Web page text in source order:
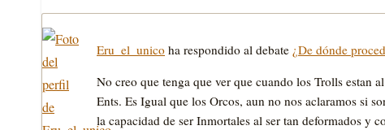
Eru_el_unico ha respondido al debate ¿De dónde
No creo que tenga que ver que cuando los Trolls estan
Ents. Es Igual que los Orcos, aun no nos aclaramos si
la capacidad de ser Inmortales al ser tan deformados y